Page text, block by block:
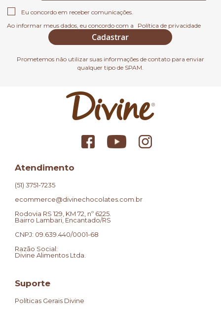
Eu concordo em receber comunicações.
Ao informar meus dados, eu concordo com a
Política de privacidade
Cadastrar
Prometemos não utilizar suas informações de contato para enviar
qualquer tipo de SPAM.
Atendimento
(51) 3751-7235
ecommerce@divinechocolates.com.br
Rodovia RS 129, KM 72, nº 6225.
Bairro Lambari, Encantado/RS
CNPJ: 09.639.440/0001-68
Razão Social:
Divine Alimentos Ltda.
Suporte
Políticas Gerais Divine